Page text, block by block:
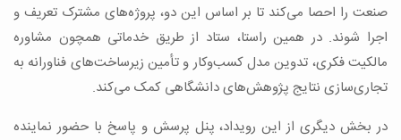
صنعت را احصا می‌کند تا بر اساس این دو، پروژه‌های مشترک تعریف و
اجرا شوند. در همین راستا، ستاد از طریق خدماتی همچون مشاوره
مالکیت فکری، تدوین مدل کسب‌وکار و تأمین زیرساخت‌های فناورانه به
تجاری‌سازی نتایج پژوهش‌های دانشگاهی کمک می‌کند.
در بخش دیگری از این رویداد، پنل پرسش و پاسخ با حضور نماینده